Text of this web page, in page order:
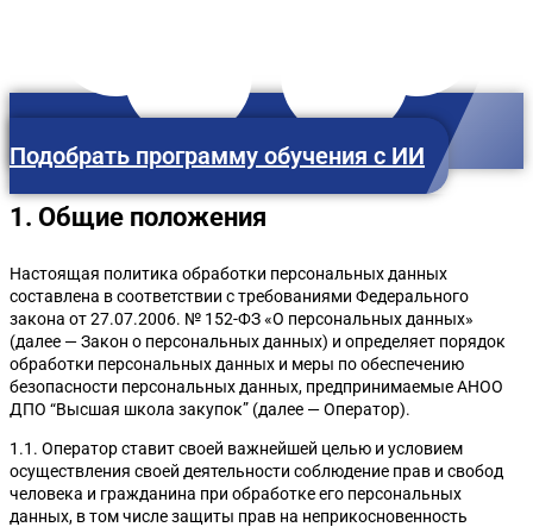
Москва
Подобрать программу обучения с ИИ
1. Общие положения
Настоящая политика обработки персональных данных
составлена в соответствии с требованиями Федерального
закона от 27.07.2006. № 152-ФЗ «О персональных данных»
(далее — Закон о персональных данных) и определяет порядок
обработки персональных данных и меры по обеспечению
безопасности персональных данных, предпринимаемые АНОО
ДПО “Высшая школа закупок” (далее — Оператор).
1.1. Оператор ставит своей важнейшей целью и условием
осуществления своей деятельности соблюдение прав и свобод
человека и гражданина при обработке его персональных
данных, в том числе защиты прав на неприкосновенность